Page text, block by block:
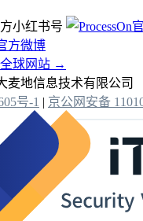
全球网站 →
麦地信息技术有限公司
号-1 | 京公网安备